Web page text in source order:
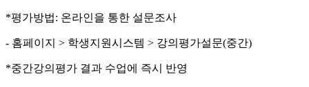
*평가방법: 온라인을 통한 설문조사
- 홈페이지 > 학생지원시스템 > 강의평가설문(중간)
*중간강의평가 결과 수업에 즉시 반영